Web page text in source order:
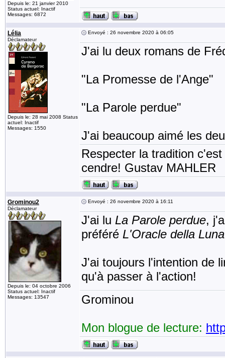
Depuis le: 21 janvier 2010
Status actuel: Inactif
Messages: 6872
Lélia
Déclamateur
Depuis le: 28 mai 2008 Status
actuel: Inactif
Messages: 1550
Envoyé : 26 novembre 2020 à 06:05
J'ai lu deux romans de
"La Promesse de l'Ange"
"La Parole perdue"
J'ai beaucoup aimé les
Respecter la tradition
cendre! Gustav MAHLER
Grominou2
Déclamateur
Depuis le: 04 octobre 2006
Status actuel: Inactif
Messages: 13547
Envoyé : 26 novembre 2020 à 16:11
J'ai lu La Parole perdue,
préféré L'Oracle della
J'ai toujours l'intention de
qu'à passer à l'action!
Grominou
Mon blogue de lecture: